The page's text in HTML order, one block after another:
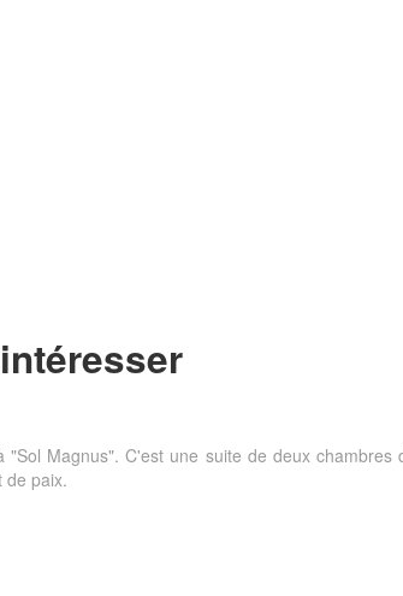
Magnus". C'est une suite de deux
de paix.